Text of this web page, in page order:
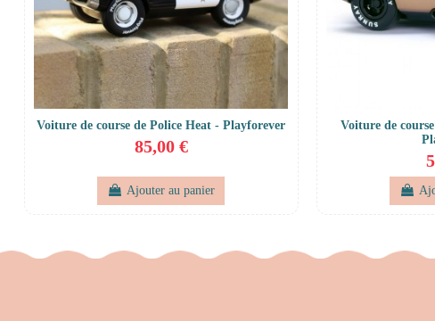
Voiture de course de Police Heat - Playforever
85,00 €
Ajouter au panier
Voiture de